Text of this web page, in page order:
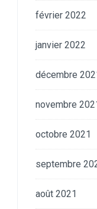
février 2022
janvier 2022
décembre
novembre
octobre 2021
septembre
août 2021